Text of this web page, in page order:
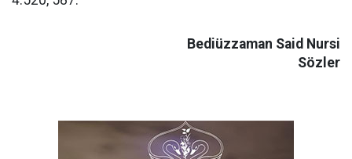
Bediüzzaman Said Nursi
Sözler